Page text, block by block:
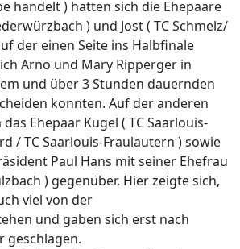
handelt ) hatten sich die Ehepaare
) und Jost ( TC Schmelz/
der einen Seite ins Halbfinale
Arno und Mary Ripperger in
und über 3 Stunden dauernden
konnten. Auf der anderen
Ehepaar Kugel ( TC Saarlouis-
/ TC Saarlouis-Fraulautern ) sowie
Paul Hans mit seiner Ehefrau
) gegenüber. Hier zeigte sich,
viel von der
und gaben sich erst nach
geschlagen.